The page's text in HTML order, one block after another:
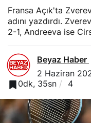
Fransa Açık'ta
adını yazdırdı.
2-1, Andreeva ise
Beyaz Haber
2 Haziran
0dk, 35sn
4